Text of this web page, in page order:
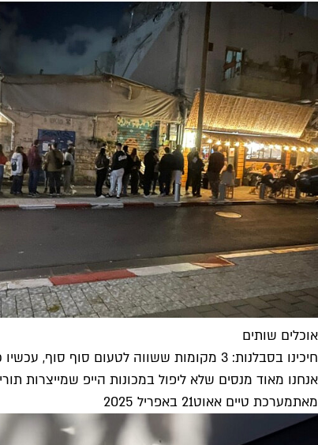
אוכלים שותים
חיכינו בסבלנות: 3 מקומות ששווה לטעום סוף סוף, עכשיו כשאין תור
אנחנו מאוד מנסים שלא ליפול במכונות הייפ שמייצרות
מאתמערכת טיים אאוט21 באפריל 2025